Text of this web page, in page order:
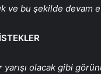
ve bu şekilde devam
yarışı olacak gibi